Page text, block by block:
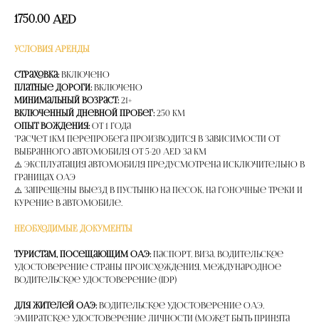
1750.00 AED
УСЛОВИЯ АРЕНДЫ
Страховка: Включено
Платные дороги: Включено
Минимальный возраст: 21+
Включенный дневной пробег: 250 км
Опыт вождения: от 1 года
*расчет 1км перепробега производится в зависимости от
выбранного автомобиля от 5-20 AED за км
⚠️ Эксплуатация автомобиля предусмотрена исключительно в
границах ОАЭ
⚠️ Запрещены выезд в пустыню на песок, на гоночные треки и
курение в автомобиле.
НЕОБХОДИМЫЕ ДОКУМЕНТЫ
Туристам, посещающим ОАЭ: Паспорт, Виза, Водительское
удостоверение страны происхождения, Международное
водительское удостоверение (IDP)
Для жителей ОАЭ: Водительское удостоверение ОАЭ,
Эмиратское удостоверение личности (может быть принята